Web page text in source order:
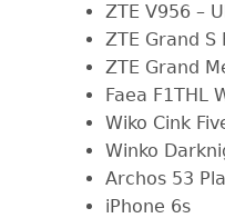
ZTE V956 –
ZTE Grand S
ZTE Grand
Faea F1THL
Wiko Cink
Winko
Archos 53
iPhone 6s